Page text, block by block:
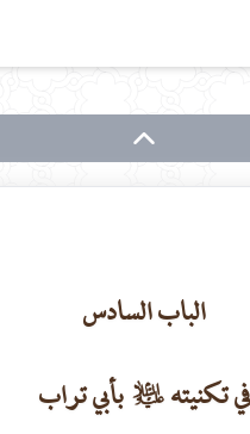
الباب السادس
في تكنيته عليه‌السلام بأبي تراب